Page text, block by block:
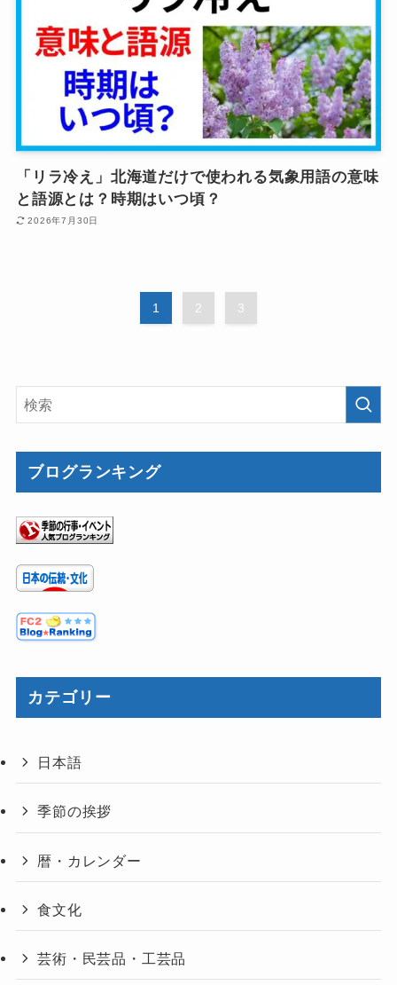
「リラ冷え」北海道だけで使われる気象用語の意味
と語源とは？時期はいつ頃？
2026年7月30日
1 2 3
ブログランキング
カテゴリー
日本語
季節の挨拶
暦・カレンダー
食文化
芸術・民芸品・工芸品